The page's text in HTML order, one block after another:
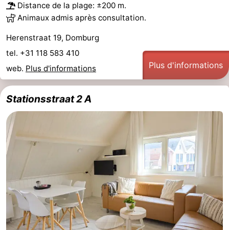
Distance de la plage: ±200 m.
Animaux admis après consultation.
Herenstraat 19, Domburg
tel. +31 118 583 410
web. Plus d'informations Plus d'informations
Stationsstraat 2 A